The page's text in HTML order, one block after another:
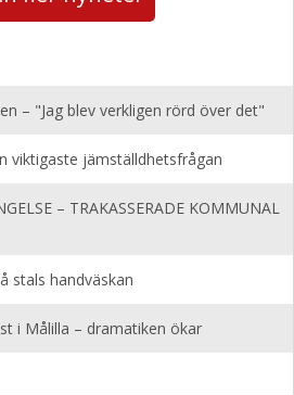
– "Jag blev verkligen rörd över det"
viktigaste jämställdhetsfrågan
– TRAKASSERADE KOMMUNAL
stals handväskan
i Målilla – dramatiken ökar